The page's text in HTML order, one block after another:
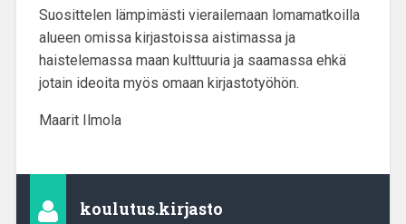
Suosittelen lämpimästi vierailemaan lomamatkoilla
alueen omissa kirjastoissa aistimassa ja
haistelemassa maan kulttuuria ja saamassa ehkä
jotain ideoita myös omaan kirjastotyöhön.
Maarit Ilmola
koulutus.kirjasto